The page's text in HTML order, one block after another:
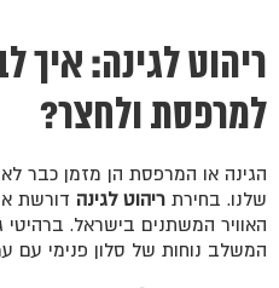
ריהוט לגינה: איך
למרפסת ולחצר?
הגינה או המרפסת הן מזמן כבר
שלנו. בחירת ריהוט לגינה דורשת
האוויר המשתנים בישראל. ברהיטי
המשלב נוחות של סלון פנימי עם